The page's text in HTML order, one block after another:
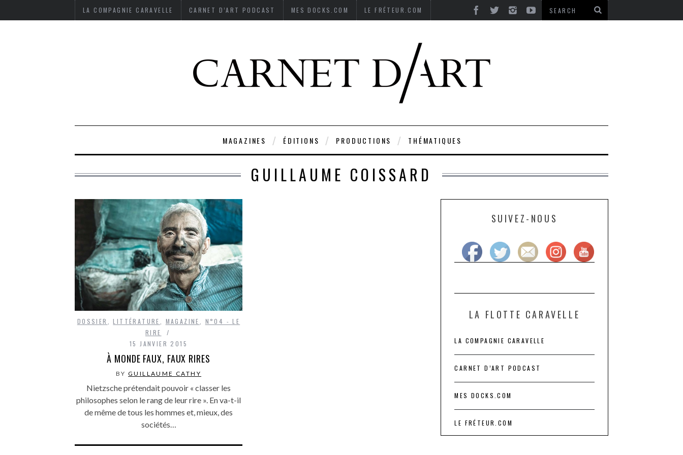
LA COMPAGNIE CARAVELLE CARNET D’ART PODCAST MES DOCKS.COM LE FRÉTEUR.COM
MAGAZINES ÉDITIONS PRODUCTIONS THÉMATIQUES
GUILLAUME COISSARD
DOSSIER ,LITTÉRATURE MAGAZINE
N°04 - LE
RIRE
15 JANVIER 2015
À MONDE FAUX, FAUX RIRES
BYGUILLAUME CATHY
Nietzsche prétendait pouvoir « classer les
philosophes selon le rang de leur rire ». En va-t-il
de même de tous les hommes et, mieux, des
sociétés…
SUIVEZ-NOUS
LA FLOTTE CARAVELLE
LA COMPAGNIE CARAVELLE
CARNET D’ART PODCAST
MES DOCKS.COM
LE FRÉTEUR.COM